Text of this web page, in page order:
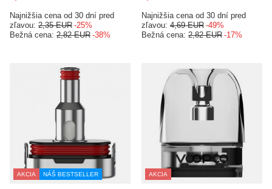
Najnižšia cena od 30 dní pred
zľavou: 2,35 EUR -25%
Bežná cena: 2,82 EUR -38%
Najnižšia cena od 30 dní pred
zľavou: 4,69 EUR -49%
Bežná cena: 2,82 EUR -17%
AKCIA NÁŠ BESTSELLER AKCIA